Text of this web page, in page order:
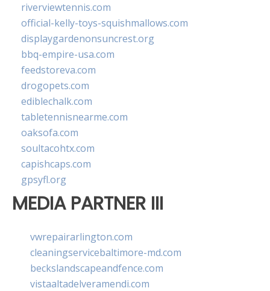
riverviewtennis.com
official-kelly-toys-squishmallows.com
displaygardenonsuncrest.org
bbq-empire-usa.com
feedstoreva.com
drogopets.com
ediblechalk.com
tabletennisnearme.com
oaksofa.com
soultacohtx.com
capishcaps.com
gpsyfl.org
MEDIA PARTNER III
vwrepairarlington.com
cleaningservicebaltimore-md.com
beckslandscapeandfence.com
vistaaltadelveramendi.com